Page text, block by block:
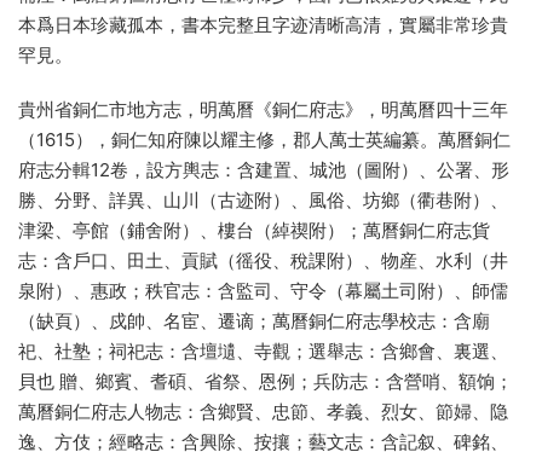
本爲日本珍藏孤本，書本完整且字迹清晰高清，實屬非常珍貴
罕見。
貴州省銅仁市地方志，明萬曆《銅仁府志》，明萬曆四十三年
（1615），銅仁知府陳以耀主修，郡人萬士英編纂。萬曆銅仁
府志分輯12卷，設方輿志：含建置、城池（圖附）、公署、形
勝、分野、詳異、山川（古迹附）、風俗、坊鄉（衢巷附）、
津梁、亭館（鋪舍附）、樓台（綽禊附）；萬曆銅仁府志貨
志：含戶口、田土、貢賦（徭役、稅課附）、物産、水利（井
泉附）、惠政；秩官志：含監司、守令（幕屬土司附）、師儒
（缺頁）、戍帥、名宦、遷谪；萬曆銅仁府志學校志：含廟
祀、社塾；祠祀志：含壇壝、寺觀；選舉志：含鄉會、裏選、
貝也 贈、鄉賓、耆碩、省祭、恩例；兵防志：含營哨、額饷；
萬曆銅仁府志人物志：含鄉賢、忠節、孝義、烈女、節婦、隐
逸、方伎；經略志：含興除、按攘；藝文志：含記叙、碑銘、